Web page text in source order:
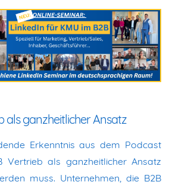
als ganzheitlicher Ansatz
Erkenntnis aus dem Podcast
Vertrieb als ganzheitlicher Ansatz
muss. Unternehmen, die B2B